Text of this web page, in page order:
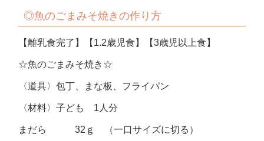
◎魚のごまみそ焼きの作り方
【離乳食完了】【1.2歳児食】【3歳児以上食】
☆魚のごまみそ焼き☆
〈道具〉包丁、まな板、フライパン
〈材料〉子ども 1人分
まだら 32ｇ （一口サイズに切る）